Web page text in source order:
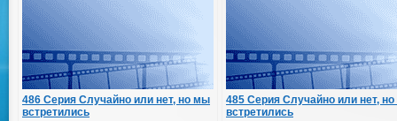
486 Серия Случайно или нет, но мы
встретились
485 Серия Случайно или нет,
встретились